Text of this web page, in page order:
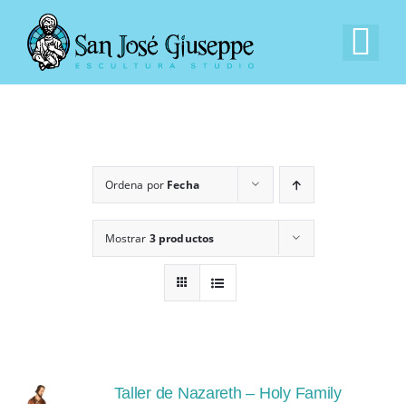
contenido
Nuestra Empresa
Experiencia
Ordena por Fecha
Mostrar 3 productos
Taller de Nazareth – Holy Family